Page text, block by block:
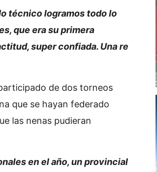
técnico logramos todo lo
que era su primera
super confiada. Una re
de dos torneos
que se hayan federado
las nenas pudieran
en el año, un provincial